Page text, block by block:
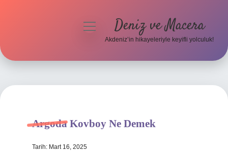
Hakkımızda
menüyü Deniz ve Macera
Akdeniz’in hikayeleriyle keyifli yolculuk!
Argoda Kovboy Ne Demek
Tarih: Mart 16, 2025